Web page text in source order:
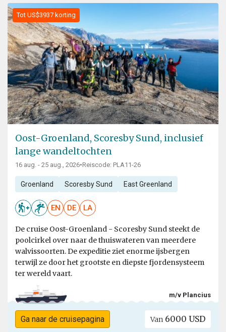
Tot US$3937 korting
Oost-Groenland, Scoresby Sund, inclusief
lange wandeltochten
16 aug. - 25 aug., 2026•Reiscode: PLA11-26
Groenland Scoresby Sund East Greenland
EN DE LA
De cruise Oost-Groenland - Scoresby Sund steekt de
poolcirkel over naar de thuiswateren van meerdere
walvissoorten. De expeditie ziet enorme ijsbergen
terwijl ze door het grootste en diepste fjordensysteem
ter wereld vaart.
m/v Plancius
Ga naar de cruisepagina Van 6000 USD